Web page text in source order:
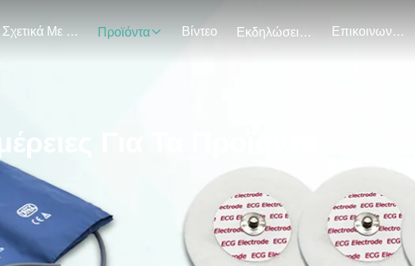
Σχετικά Με Εμάς Προϊόντα Βίντεο Εκδηλώσεις Επικοινωνήστε Μαζί Μας
Για Τα Προϊόντα